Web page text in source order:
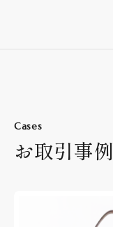
Cases
お取引事例